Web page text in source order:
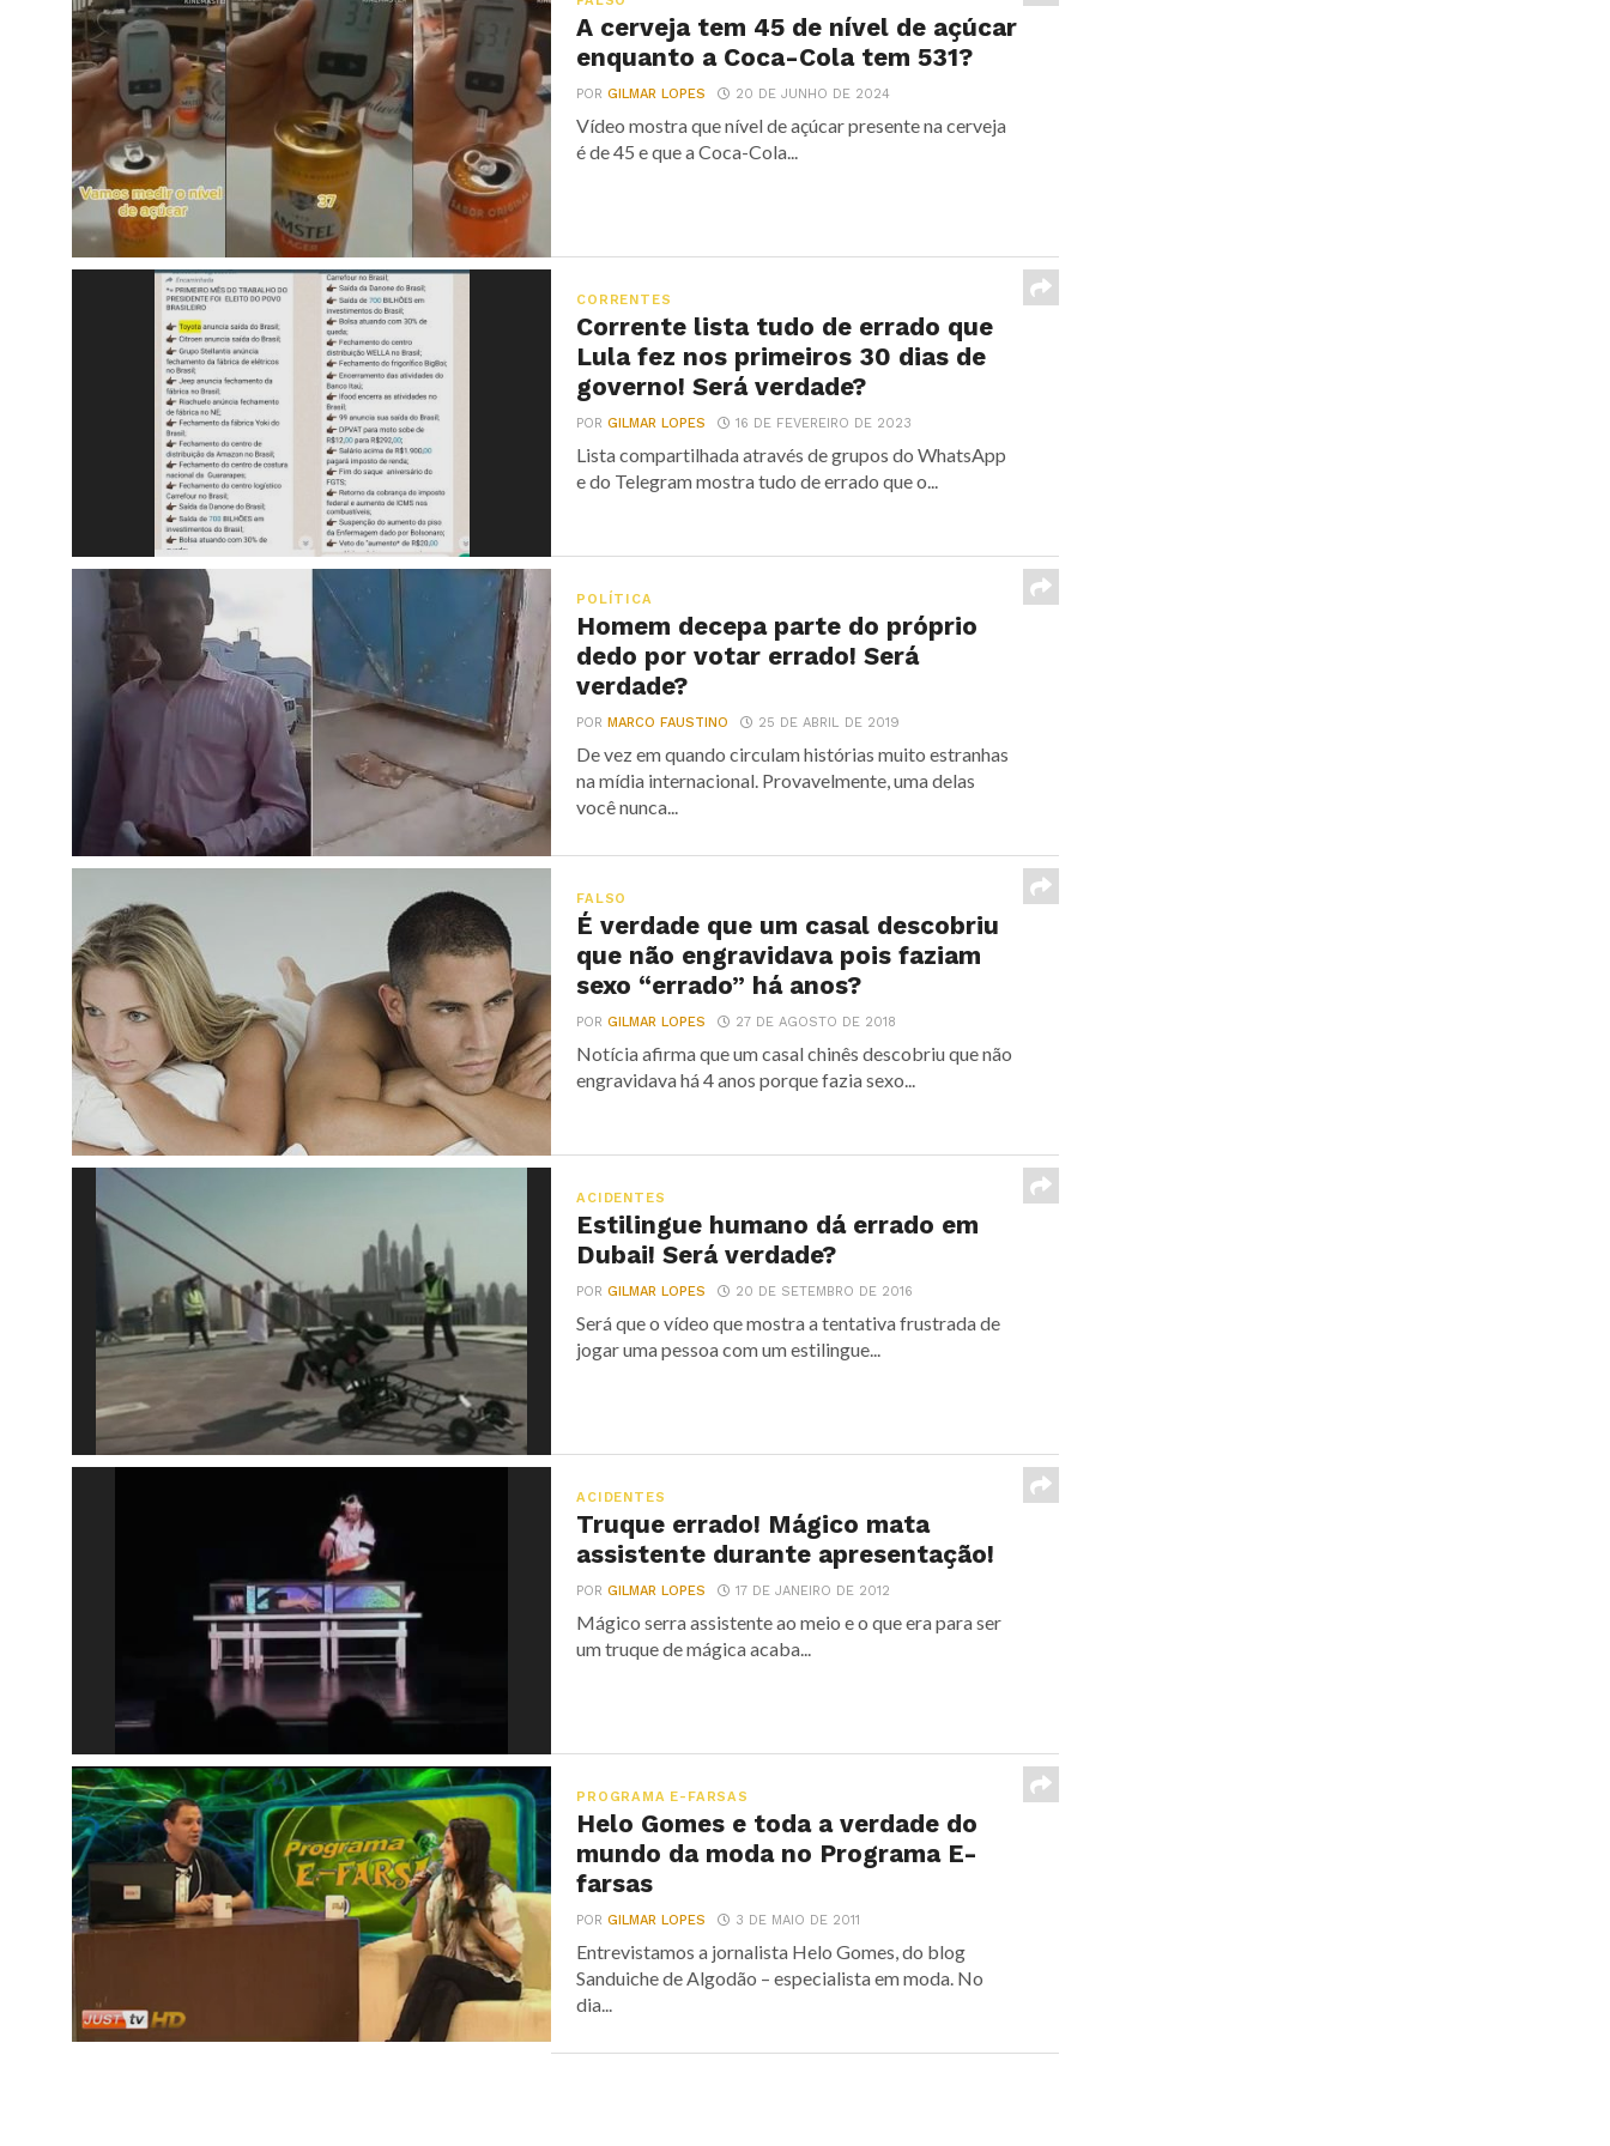
A cerveja tem 45 de nível de açúcar
enquanto a Coca-Cola tem 531?
PORGILMAR LOPES 20 DE JUNHO DE 2024
Vídeo mostra que nível de açúcar presente na cerveja
é de 45 e que a Coca-Cola...
CORRENTES
Corrente lista tudo de errado que
Lula fez nos primeiros 30 dias de
governo! Será verdade?
PORGILMAR LOPES 16 DE FEVEREIRO DE 2023
Lista compartilhada através de grupos do WhatsApp
e do Telegram mostra tudo de errado que o...
POLÍTICA
Homem decepa parte do próprio
dedo por votar errado! Será
verdade?
POR MARCO FAUSTINO 25 DE ABRIL DE 2019
De vez em quando circulam histórias muito estranhas
na mídia internacional. Provavelmente, uma delas
você nunca...
FALSO
É verdade que um casal descobriu
que não engravidava pois faziam
sexo “errado” há anos?
PORGILMAR LOPES 27 DE AGOSTO DE 2018
Notícia afirma que um casal chinês descobriu que não
engravidava há 4 anos porque fazia sexo...
ACIDENTES
Estilingue humano dá errado em
Dubai! Será verdade?
PORGILMAR LOPES 20 DE SETEMBRO DE 2016
Será que o vídeo que mostra a tentativa frustrada de
jogar uma pessoa com um estilingue...
ACIDENTES
Truque errado! Mágico mata
assistente durante apresentação!
PORGILMAR LOPES 17 DE JANEIRO DE 2012
Mágico serra assistente ao meio e o que era para ser
um truque de mágica acaba...
PROGRAMA E-FARSAS
Helo Gomes e toda a verdade do
mundo da moda no Programa E-
farsas
PORGILMAR LOPES 3 DE MAIO DE 2011
Entrevistamos a jornalista Helo Gomes, do blog
Sanduiche de Algodão – especialista em moda. No
dia...